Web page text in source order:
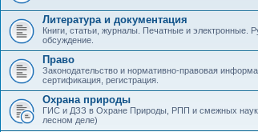
Литература и документация
Книги, статьи, журналы. Печатные и электронные.
обсуждение.
Право
Законодательство и нормативно-правовая
сертификация, регистрация.
Охрана природы
ГИС и ДЗЗ в Охране Природы, РПП и смежных
лесном деле)